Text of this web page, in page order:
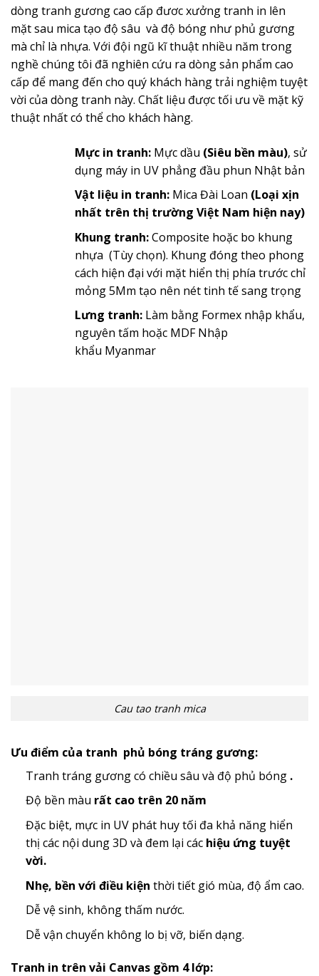
dòng tranh gương cao cấp đươc xưởng tranh in lên
mặt sau mica tạo độ sâu và độ bóng như phủ gương
mà chỉ là nhựa. Với đội ngũ kĩ thuật nhiều năm trong
nghề chúng tôi đã nghiên cứu ra dòng sản phẩm cao
cấp để mang đến cho quý khách hàng trải nghiệm tuyệt
vời của dòng tranh này. Chất liệu được tối ưu về mặt kỹ
thuật nhất có thể cho khách hàng.
Mực in tranh:Mực dầu (Siêu bền màu), sử
dụng máy in UV phẳng đầu phun Nhật bản
Vật liệu in tranh:Mica Đài Loan (Loại xịn
nhất trên thị trường Việt Nam hiện nay)
Khung tranh:Composite hoặc bo khung
nhựa (Tùy chọn). Khung đóng theo phong
cách hiện đại với mặt hiển thị phía trước chỉ
mỏng 5Mm tạo nên nét tinh tế sang trọng
Lưng tranh:Làm bằng Formex nhập khẩu,
nguyên tấm hoặc MDF Nhập
khẩu Myanmar
Cau tao tranh mica
Ưu điểm của tranh phủ bóng tráng gương:
Tranh tráng gương có chiều sâu và độ phủ bóng .
Độ bền màu rất cao trên 20 năm
Đặc biệt, mực in UV phát huy tối đa khả năng hiển
thị các nội dung 3D và đem lại các hiệu ứng tuyệt
vời.
Nhẹ, bền với điều kiện thời tiết gió mùa, độ ẩm cao.
Dễ vệ sinh, không thấm nước.
Dễ vận chuyển không lo bị vỡ, biến dạng.
Tranh in trên vải Canvas gồm 4 lớp: